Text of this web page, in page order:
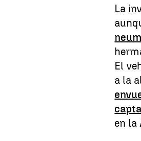
La
El
a la
en la